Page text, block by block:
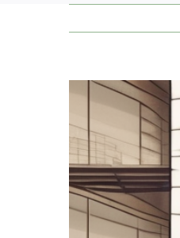
Zeige
grösseres
Bild